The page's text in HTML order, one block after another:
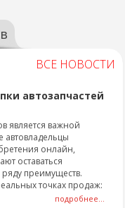
ВСЕ НОВОСТИ
автозапчастей
является важной
онлайн,
оставаться
преимуществ.
точках продаж:
подробнее...